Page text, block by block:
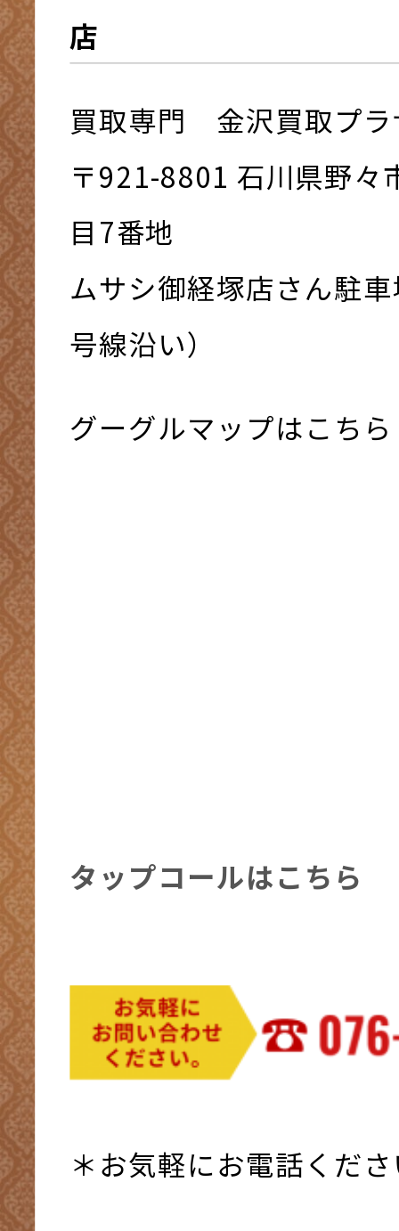
店
買取専門 金沢買取プラ
〒921-8801 ⽯川県野々
⽬7番地
ムサシ御経塚店さん駐
号線沿い）
グーグルマップはこちら
タップコールはこちら
＊お気軽にお電話くだ